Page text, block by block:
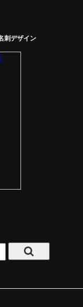
刺デザイン